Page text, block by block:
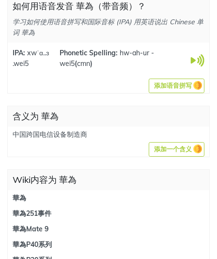
如何用语音发音 華為（带音频）？
学习如何使用语音拼写和国际音标 (IPA) 用英语说出 Chinese 单
词 華為
IPA: xwˈɑ..ɜ
.wei5
Phonetic Spelling: hw-ah-ur -
wei5(cmn)
添加语音拼写
含义为 華為
中国跨国电信设备制造商
添加一个含义
Wiki内容为 華為
華為
華為251事件
華為Mate 9
華為P40系列